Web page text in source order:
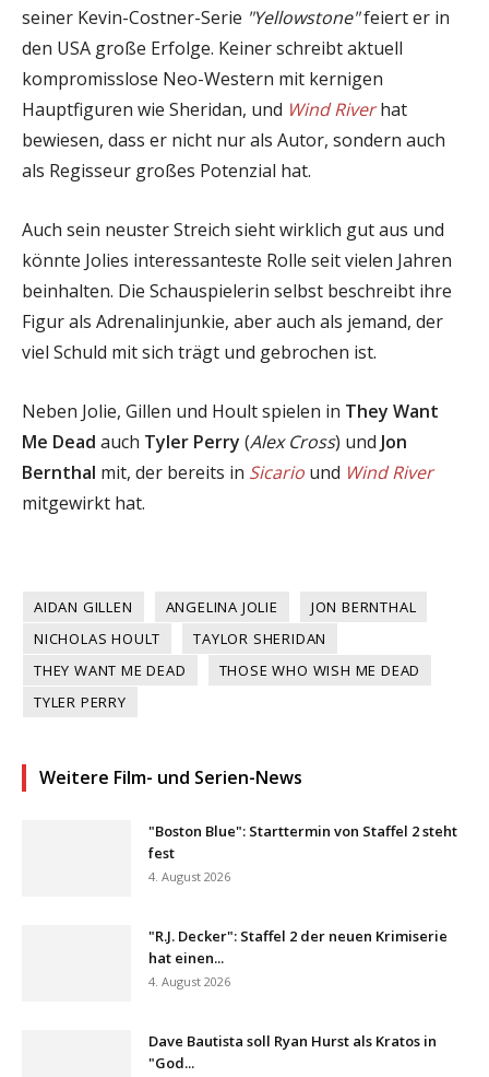
seiner Kevin-Costner-Serie "Yellowstone"feiert er in
den USA große Erfolge. Keiner schreibt aktuell
kompromisslose Neo-Western mit kernigen
Hauptfiguren wie Sheridan, und Wind Riverhat
bewiesen, dass er nicht nur als Autor, sondern auch
als Regisseur großes Potenzial hat.
Auch sein neuster Streich sieht wirklich gut aus und
könnte Jolies interessanteste Rolle seit vielen Jahren
beinhalten. Die Schauspielerin selbst beschreibt ihre
Figur als Adrenalinjunkie, aber auch als jemand, der
viel Schuld mit sich trägt und gebrochen ist.
Neben Jolie, Gillen und Hoult spielen in They Want
Me Dead auch Tyler Perry (Alex Cross) und Jon
Bernthal mit, der bereits in Sicario und Wind River
mitgewirkt hat.
AIDAN GILLEN ANGELINA JOLIE
JON BERNTHAL
NICHOLAS HOULT
TAYLOR SHERIDAN
THEY WANT ME DEAD
THOSE WHO WISH ME DEAD
TYLER PERRY
Weitere Film- und Serien-News
"Boston Blue": Starttermin von Staffel 2 steht
fest
4. August 2026
"R.J. Decker": Staffel 2 der neuen Krimiserie
hat einen...
4. August 2026
Dave Bautista soll Ryan Hurst als Kratos in
"God...